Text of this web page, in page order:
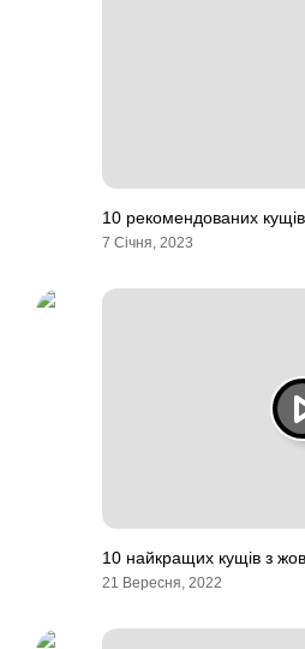
10 рекомендованих
7 Січня, 2023
10 найкращих кущів з
21 Вересня, 2022